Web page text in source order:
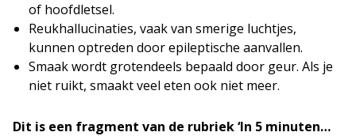
of hoofdletsel.
Reukhallucinaties, vaak van smerige luchtjes,
kunnen optreden door epileptische aanvallen.
Smaak wordt grotendeels bepaald door geur. Als je
niet ruikt, smaakt veel eten ook niet meer.
Dit is een fragment van de rubriek ‘In 5 minuten…